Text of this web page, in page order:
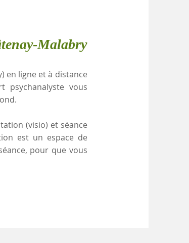
Malabry
en ligne et à distance
psychanalyste vous
(visio) et séance
est un espace de
pour que vous